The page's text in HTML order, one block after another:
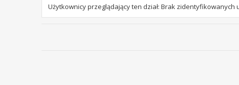
Użytkownicy przeglądający ten dział: Brak zidentyfikowanych